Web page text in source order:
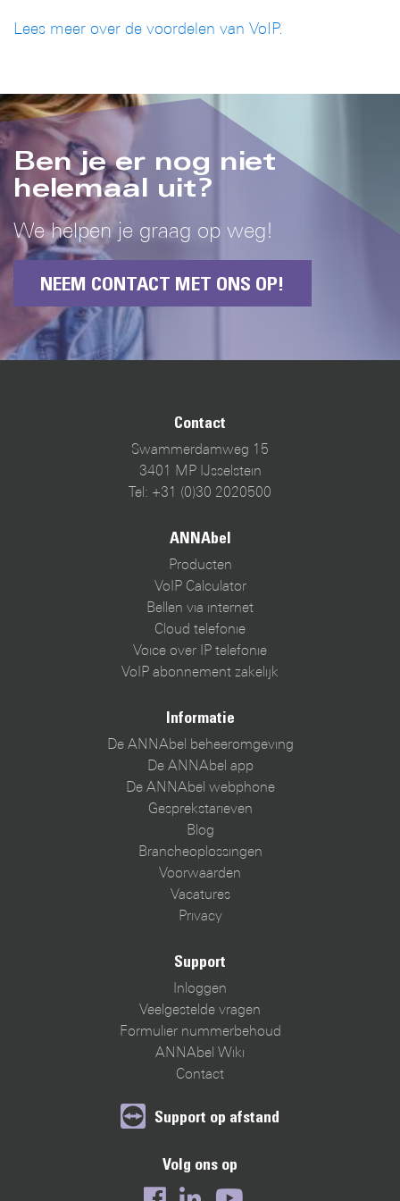
Lees meer over de voordelen van VoIP.
Ben je er nog niet
helemaal uit?
We helpen je graag op weg!
NEEM CONTACT MET ONS OP!
Contact
Swammerdamweg 15
3401 MP IJsselstein
Tel: +31 (0)30 2020500
ANNAbel
Producten
VoIP Calculator
Bellen via internet
Cloud telefonie
Voice over IP telefonie
VoIP abonnement zakelijk
Informatie
De ANNAbel beheeromgeving
De ANNAbel app
De ANNAbel webphone
Gesprekstarieven
Blog
Brancheoplossingen
Voorwaarden
Vacatures
Privacy
Support
Inloggen
Veelgestelde vragen
Formulier nummerbehoud
ANNAbel Wiki
Contact
Support op afstand
Volg ons op